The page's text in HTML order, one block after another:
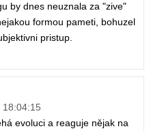
by dnes neuznala za "zive"
formou pameti, bohuzel
pristup.
evoluci a reaguje nějak na